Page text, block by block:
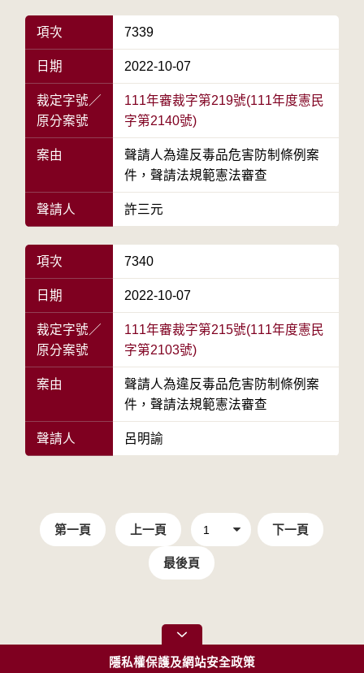
項次 7339
日期 2022-10-07
裁定字號／
原分案號
111年審裁字第219號(111年度憲民
字第2140號)
案由
聲請人為違反毒品危害防制條例案
件，聲請法規範憲法審查
聲請人 許三元
項次 7340
日期 2022-10-07
裁定字號／
原分案號
111年審裁字第215號(111年度憲民
字第2103號)
案由
聲請人為違反毒品危害防制條例案
件，聲請法規範憲法審查
聲請人 呂明諭
第一頁 上一頁 下一頁
最後頁
隱私權保護及網站安全政策